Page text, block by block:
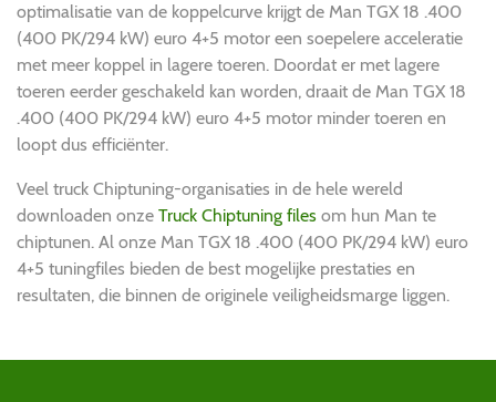
optimalisatie van de koppelcurve krijgt de Man TGX 18 .400
(400 PK/294 kW) euro 4+5 motor een soepelere acceleratie
met meer koppel in lagere toeren. Doordat er met lagere
toeren eerder geschakeld kan worden, draait de Man TGX 18
.400 (400 PK/294 kW) euro 4+5 motor minder toeren en
loopt dus efficiënter.
Veel truck Chiptuning-organisaties in de hele wereld
downloaden onze Truck Chiptuning files om hun Man te
chiptunen. Al onze Man TGX 18 .400 (400 PK/294 kW) euro
4+5 tuningfiles bieden de best mogelijke prestaties en
resultaten, die binnen de originele veiligheidsmarge liggen.